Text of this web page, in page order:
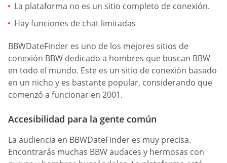
La plataforma no es un sitio completo de conexión.
Hay funciones de chat limitadas
BBWDateFinder es uno de los mejores sitios de
conexión BBW dedicado a hombres que buscan BBW
en todo el mundo. Este es un sitio de conexión basado
en un nicho y es bastante popular, considerando que
comenzó a funcionar en 2001.
Accesibilidad para la gente común
La audiencia en BBWDateFinder es muy precisa.
Encontrarás muchas BBW audaces y hermosas con